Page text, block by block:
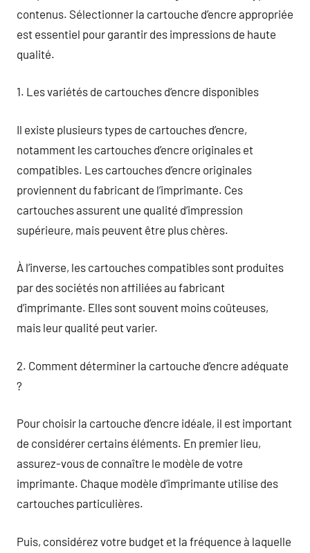
contenus. Sélectionner la cartouche d’encre appropriée
est essentiel pour garantir des impressions de haute
qualité.
1. Les variétés de cartouches d’encre disponibles
Il existe plusieurs types de cartouches d’encre,
notamment les cartouches d’encre originales et
compatibles. Les cartouches d’encre originales
proviennent du fabricant de l’imprimante. Ces
cartouches assurent une qualité d’impression
supérieure, mais peuvent être plus chères.
À l’inverse, les cartouches compatibles sont produites
par des sociétés non affiliées au fabricant
d’imprimante. Elles sont souvent moins coûteuses,
mais leur qualité peut varier.
2. Comment déterminer la cartouche d’encre adéquate
?
Pour choisir la cartouche d’encre idéale, il est important
de considérer certains éléments. En premier lieu,
assurez-vous de connaître le modèle de votre
imprimante. Chaque modèle d’imprimante utilise des
cartouches particulières.
Puis, considérez votre budget et la fréquence à laquelle